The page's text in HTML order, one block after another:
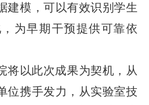
建模，可以有效识别学生
为早期干预提供可靠依
将以此次成果为契机，从
位携手发力，从实验室技